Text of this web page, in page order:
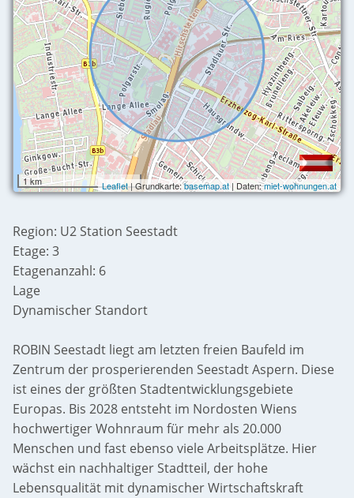
1 km Leaflet| Grundkarte:basemap.at| Daten:miet-wohnungen.at
Region: U2 Station Seestadt
Etage: 3
Etagenanzahl: 6
Lage
Dynamischer Standort
ROBIN Seestadt liegt am letzten freien Baufeld im
Zentrum der prosperierenden Seestadt Aspern. Diese
ist eines der größten Stadtentwicklungsgebiete
Europas. Bis 2028 entsteht im Nordosten Wiens
hochwertiger Wohnraum für mehr als 20.000
Menschen und fast ebenso viele Arbeitsplätze. Hier
wächst ein nachhaltiger Stadtteil, der hohe
Lebensqualität mit dynamischer Wirtschaftskraft